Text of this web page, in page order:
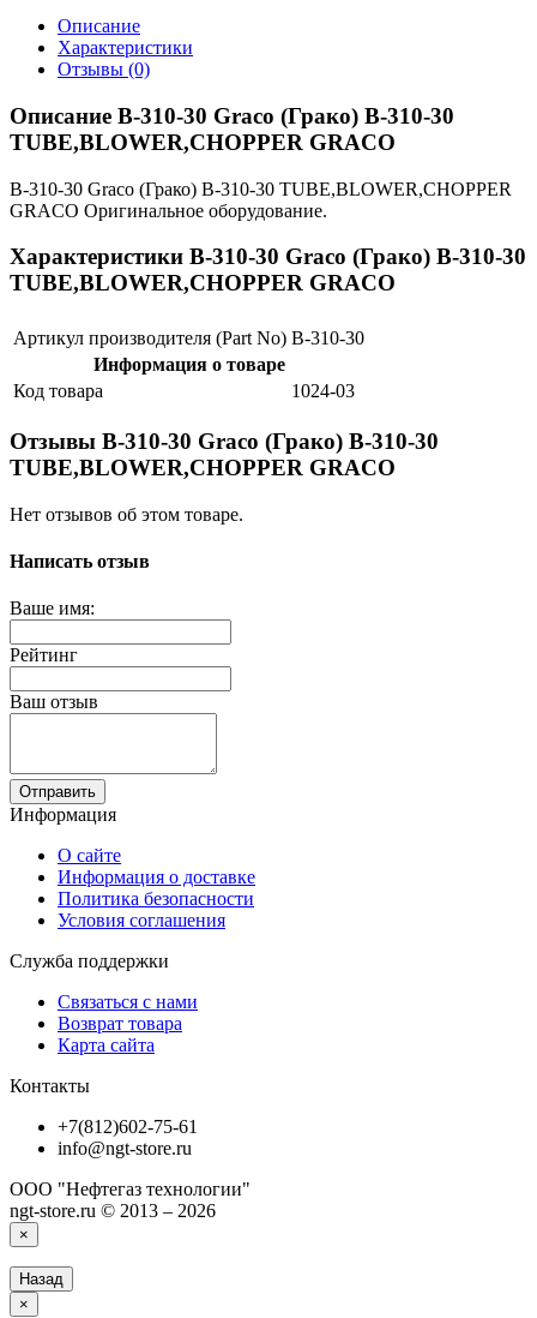
Описание
Характеристики
Отзывы (0)
Описание B-310-30 Graco (Грако) B-310-30
TUBE,BLOWER,CHOPPER GRACO
B-310-30 Graco (Грако) B-310-30 TUBE,BLOWER,CHOPPER
GRACO Оригинальное оборудование.
Характеристики B-310-30 Graco (Грако) B-310-30
TUBE,BLOWER,CHOPPER GRACO
Артикул производителя (Part No) B-310-30
Информация о товаре
Код товара
1024-03
Отзывы B-310-30 Graco (Грако) B-310-30
TUBE,BLOWER,CHOPPER GRACO
Нет отзывов об этом товаре.
Написать отзыв
Ваше имя:
Рейтинг
Ваш отзыв
Отправить
Информация
О сайте
Информация о доставке
Политика безопасности
Условия соглашения
Служба поддержки
Связаться с нами
Возврат товара
Карта сайта
Контакты
+7(812)602-75-61
info@ngt-store.ru
ООО "Нефтегаз технологии"
ngt-store.ru © 2013 – 2026
×
Назад
×